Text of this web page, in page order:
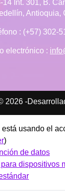
14 Int. 301, B.
Antioquia,
: (+57) 302-
electrónico :
2026 -
está usando el
)
de datos
dispositivos